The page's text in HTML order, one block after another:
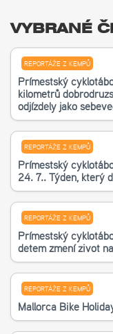
VYBRANÉ
REPORTÁŽE Z KEMPŮ
Příměstský
kilometrů
odjížděly jako
REPORTÁŽE Z KEMPŮ
Příměstský
24. 7.. Týden, který
REPORTÁŽE Z KEMPŮ
Příměstský
dětem změní život
REPORTÁŽE Z KEMPŮ
Mallorca Bike